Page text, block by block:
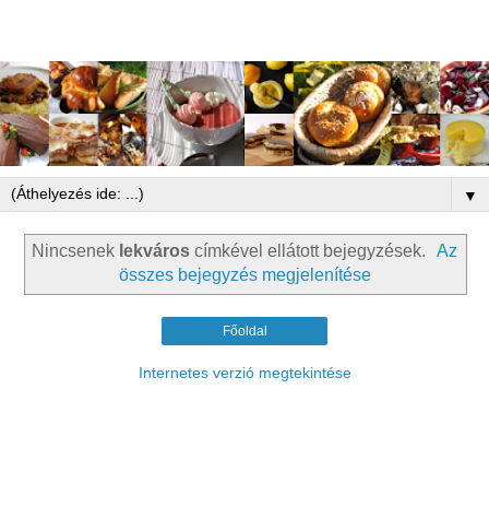
▼
Nincsenek lekvároscímkével ellátott bejegyzések.
Az
összes bejegyzés megjelenítése
Főoldal
Internetes verzió megtekintése